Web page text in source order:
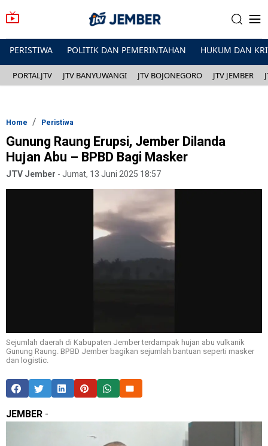
PERISTIWA POLITIK DAN PEMERINTAHAN HUKUM DAN
PORTALJTV JTV BANYUWANGI JTV BOJONEGORO JTV JEMBER
Home Peristiwa
Gunung Raung Erupsi, Jember Dilanda
Hujan Abu – BPBD Bagi Masker
JTV Jember -Jumat, 13 Juni 2025 18:57
Sejumlah daerah di Kabupaten Jember terdampak hujan abu vulkanik
Gunung Raung. BPBD Jember bagikan sejumlah bantuan seperti masker
dan logistic.
JEMBER -